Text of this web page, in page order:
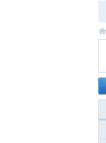
自